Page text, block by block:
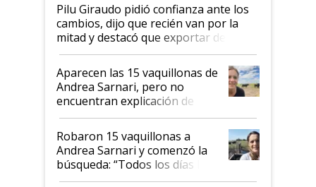
Pilu Giraudo pidió confianza ante los
cambios, dijo que recién van por la
mitad y destacó que exportar dejó de
ser "para unos pocos": "Tenemos un
mandato muy claro del gobierno
nacional"
Aparecen las 15 vaquillonas de
Andrea Sarnari, pero no
encuentran explicación de
cómo llegaron allí
Robaron 15 vaquillonas a
Andrea Sarnari y comenzó la
búsqueda: “Todos los días le
toca a algún productor”